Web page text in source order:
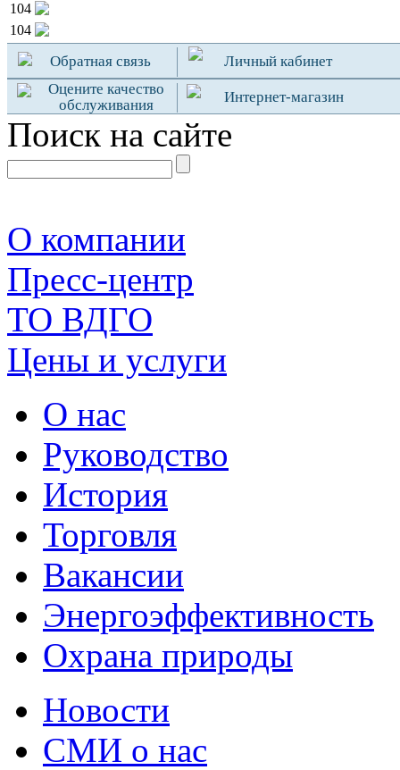
104
104
Обратная связь
Личный кабинет
Оцените качество
обслуживания
Интернет-магазин
Поиск на сайте
О компании
Пресс-центр
TO ВДГО
Цены и услуги
О нас
Руководство
История
Торговля
Вакансии
Энергоэффективность
Охрана природы
Новости
СМИ о нас